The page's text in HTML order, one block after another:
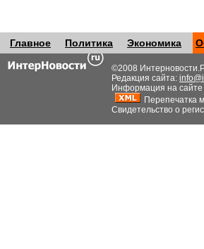
Главное Политика Экономика
©2008
Редакция сайта:
Информация на
Перепечатка
Свидетельство о